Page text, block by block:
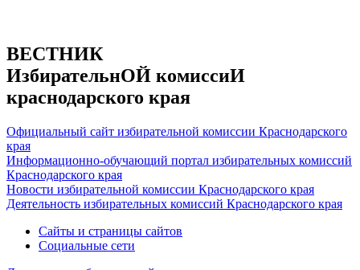
ВЕСТНИК
ИзбирательнОЙ комиссиИ
краснодарского края
Официальный сайт избирательной комиссии Краснодарского
края
Информационно-обучающий портал избирательных комиссий
Краснодарского края
Новости избирательной комиссии Краснодарского края
Деятельность избирательных комиссий Краснодарского края
Сайты и страницы сайтов
Социальные сети